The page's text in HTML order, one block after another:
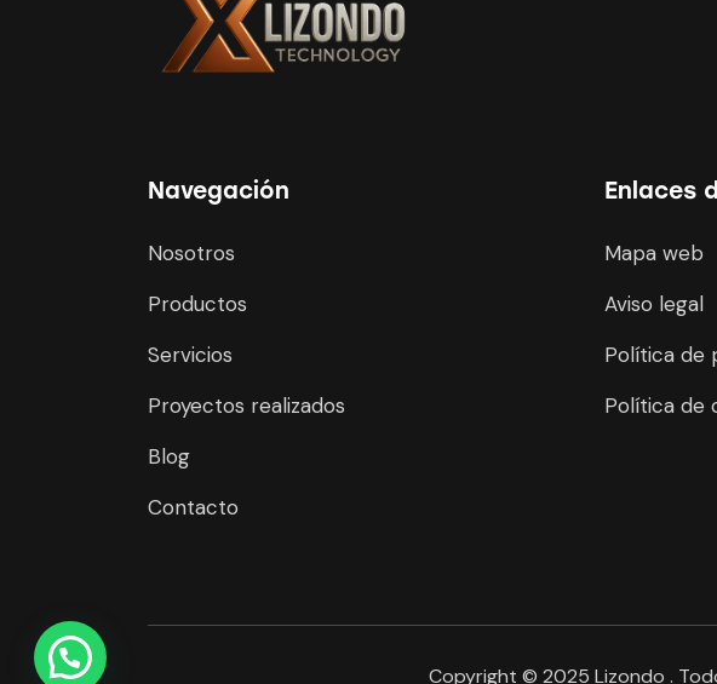
Navegación
Nosotros
Productos
Servicios
Proyectos realizados
Blog
Contacto
Enlaces
Mapa web
Aviso legal
Política de
Política de
Copyright © 2025 Lizondo .